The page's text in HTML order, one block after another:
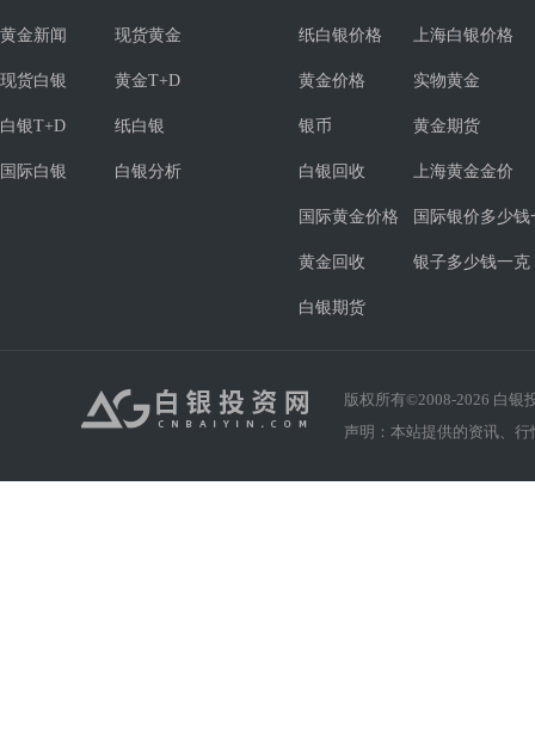
黄金新闻 现货黄金
现货白银 黄金T+D
白银T+D 纸白银
国际白银 白银分析
纸白银价格 上海白银价格
黄金价格 实物黄金
银币 黄金期货
白银回收 上海黄金金价
国际黄金价格 国际银价多少钱
黄金回收 银子多少钱一克
白银期货
版权所有©2008-2026 白银
声明：本站提供的资讯、